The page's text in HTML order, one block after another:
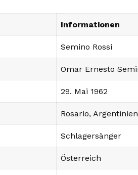
Informationen
Semino Rossi
Omar Ernesto
29. Mai 1962
Rosario, Argentinien
Schlagersänger
Österreich